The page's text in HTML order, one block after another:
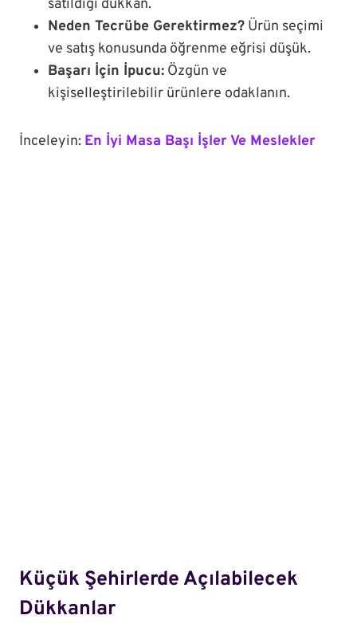
satıldığı dükkan.
Neden Tecrübe Gerektirmez? Ürün seçimi
ve satış konusunda öğrenme eğrisi düşük.
Başarı İçin İpucu: Özgün ve
kişiselleştirilebilir ürünlere odaklanın.
İnceleyin: En İyi Masa Başı İşler Ve Meslekler
Küçük Şehirlerde Açılabilecek
Dükkanlar